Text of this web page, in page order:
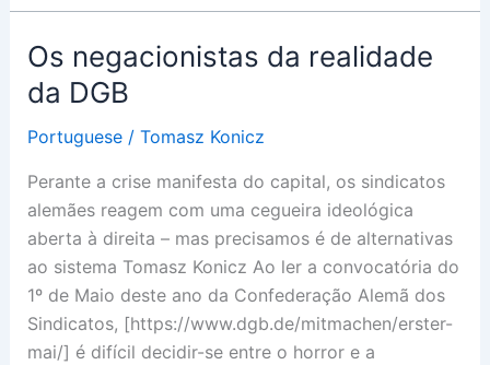
Κρίση
και
τα
Εξωτερικά
Όρια
Κεφαλαίου
Os negacionistas da realidade
da DGB
Portuguese/ Tomasz Konicz
Perante a crise manifesta do capital, os sindicatos
alemães reagem com uma cegueira ideológica
aberta à direita – mas precisamos é de alternativas
ao sistema Tomasz Konicz Ao ler a convocatória do
1º de Maio deste ano da Confederação Alemã dos
Sindicatos, [https://www.dgb.de/mitmachen/erster-
mai/] é difícil decidir-se entre o horror e a